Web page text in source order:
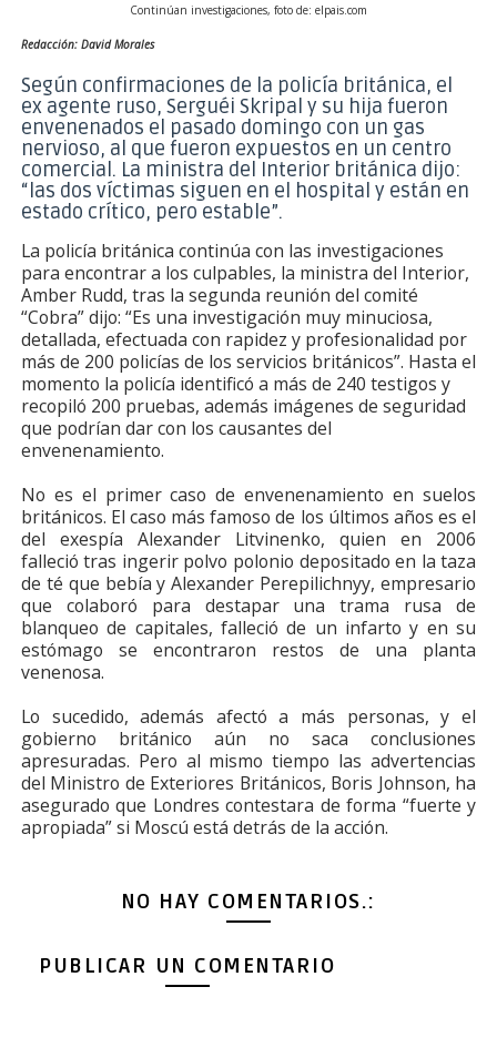
Continúan investigaciones, foto de: elpais.com
Redacción: David Morales
Según confirmaciones de la policía británica, el
ex agente ruso, Serguéi Skripal y su hija fueron
envenenados el pasado domingo con un gas
nervioso, al que fueron expuestos en un centro
comercial. La ministra del Interior británica dijo:
“las dos víctimas siguen en el hospital y están en
estado crítico, pero estable”.
La policía británica continúa con las investigaciones
para encontrar a los culpables, la ministra del Interior,
Amber Rudd, tras la segunda reunión del comité
“Cobra” dijo: “Es una investigación muy minuciosa,
detallada, efectuada con rapidez y profesionalidad por
más de 200 policías de los servicios británicos”. Hasta el
momento la policía identificó a más de 240 testigos y
recopiló 200 pruebas, además imágenes de seguridad
que podrían dar con los causantes del
envenenamiento.
No es el primer caso de envenenamiento en suelos
británicos. El caso más famoso de los últimos años es el
del exespía Alexander Litvinenko, quien en 2006
falleció tras ingerir polvo polonio depositado en la taza
de té que bebía y Alexander Perepilichnyy, empresario
que colaboró para destapar una trama rusa de
blanqueo de capitales, falleció de un infarto y en su
estómago se encontraron restos de una planta
venenosa.
Lo sucedido, además afectó a más personas, y el
gobierno británico aún no saca conclusiones
apresuradas. Pero al mismo tiempo las advertencias
del Ministro de Exteriores Británicos, Boris Johnson, ha
asegurado que Londres contestara de forma “fuerte y
apropiada” si Moscú está detrás de la acción.
NO HAY COMENTARIOS.:
PUBLICAR UN COMENTARIO